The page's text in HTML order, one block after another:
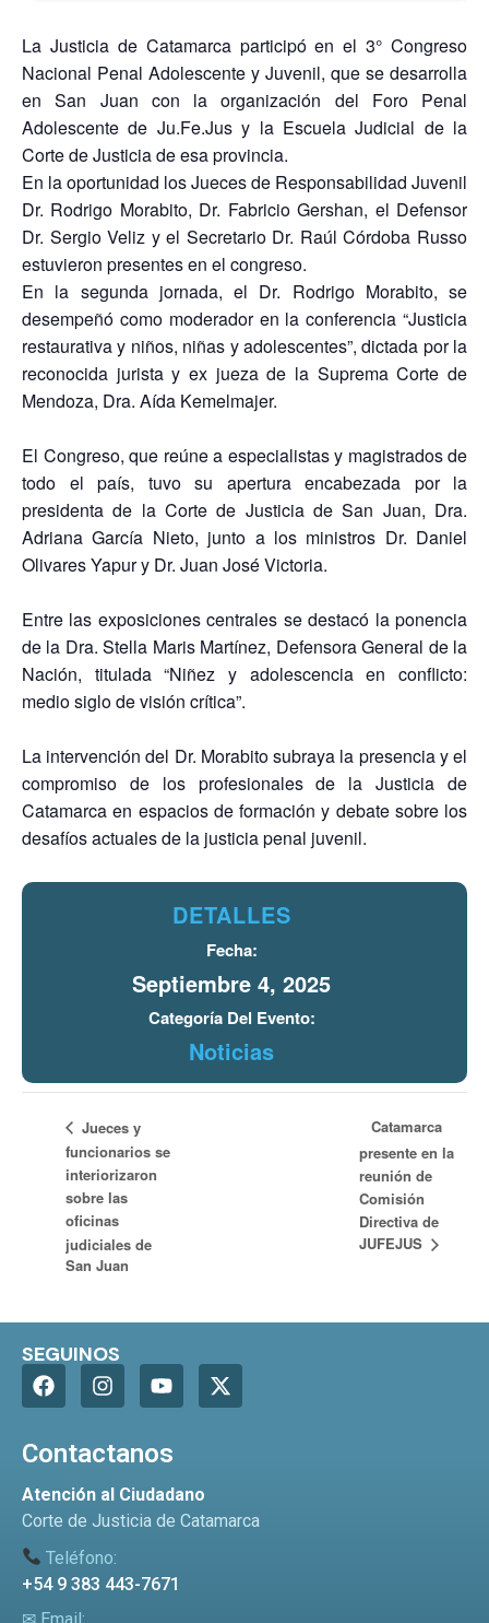
La Justicia de Catamarca participó en el 3° Congreso
Nacional Penal Adolescente y Juvenil, que se desarrolla
en San Juan con la organización del Foro Penal
Adolescente de Ju.Fe.Jus y la Escuela Judicial de la
Corte de Justicia de esa provincia.
En la oportunidad los Jueces de Responsabilidad Juvenil
Dr. Rodrigo Morabito, Dr. Fabricio Gershan, el Defensor
Dr. Sergio Veliz y el Secretario Dr. Raúl Córdoba Russo
estuvieron presentes en el congreso.
En la segunda jornada, el Dr. Rodrigo Morabito, se
desempeñó como moderador en la conferencia “Justicia
restaurativa y niños, niñas y adolescentes”, dictada por la
reconocida jurista y ex jueza de la Suprema Corte de
Mendoza, Dra. Aída Kemelmajer.
El Congreso, que reúne a especialistas y magistrados de
todo el país, tuvo su apertura encabezada por la
presidenta de la Corte de Justicia de San Juan, Dra.
Adriana García Nieto, junto a los ministros Dr. Daniel
Olivares Yapur y Dr. Juan José Victoria.
Entre las exposiciones centrales se destacó la ponencia
de la Dra. Stella Maris Martínez, Defensora General de la
Nación, titulada “Niñez y adolescencia en conflicto:
medio siglo de visión crítica”.
La intervención del Dr. Morabito subraya la presencia y el
compromiso de los profesionales de la Justicia de
Catamarca en espacios de formación y debate sobre los
desafíos actuales de la justicia penal juvenil.
DETALLES
Fecha:
Septiembre 4, 2025
Categoría Del Evento:
Noticias
Jueces y
funcionarios se
interiorizaron
sobre las
oficinas
judiciales de
San Juan
Catamarca
presente en la
reunión de
Comisión
Directiva de
JUFEJUS
SEGUINOS
Contactanos
Atención al Ciudadano
Corte de Justicia de Catamarca
Teléfono:
+54 9 383 443-7671